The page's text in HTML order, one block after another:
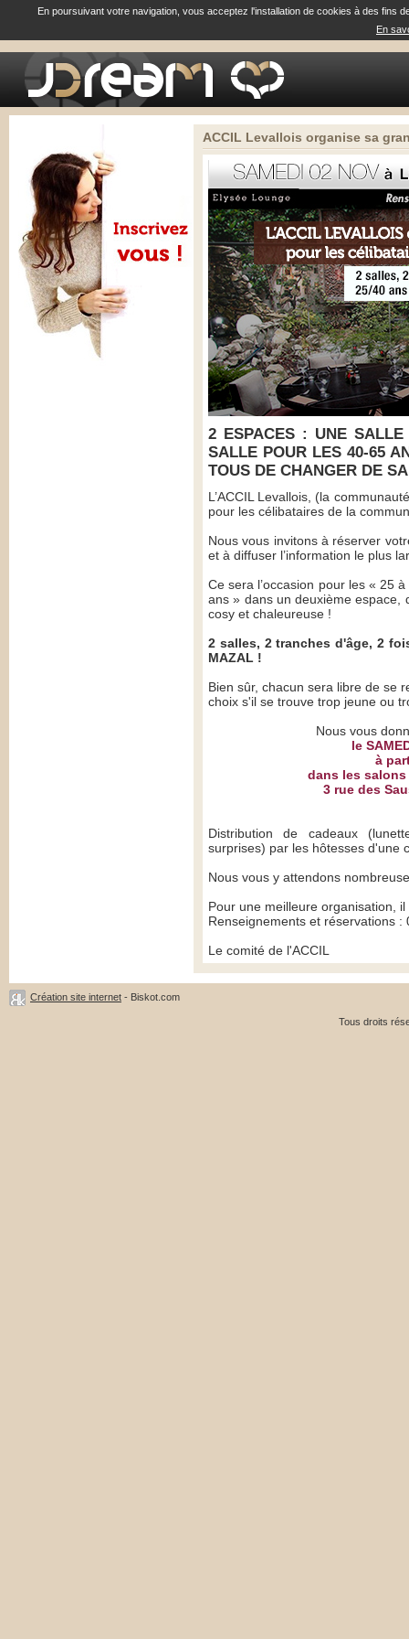
En poursuivant votre navigation, vous acceptez l'installation de cookies à des
En
ACCIL Levallois organise sa
2 ESPACES : UNE
SALLE POUR LES 40-65
TOUS DE CHANGER DE
L’ACCIL Levallois, (la
pour les célibataires de la
Nous vous invitons à réserver
et à diffuser l’information le plus
Ce sera l’occasion pour les « 25
ans » dans un deuxième espace,
cosy et chaleureuse !
2 salles, 2 tranches d'âge, 2
MAZAL !
Bien sûr, chacun sera libre de se
choix s'il se trouve trop jeune ou
Nous vous
le
à
dans les salons
3 rue des
Distribution de cadeaux
surprises) par les hôtesses d'une
Nous vous y attendons
Pour une meilleure organisation,
Renseignements et réservations :
Le comité de l'ACCIL
Création site internet - Biskot.com
Tous droits